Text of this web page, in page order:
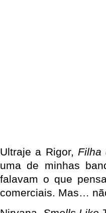
Ultraje a Rigor, Filha
uma de minhas
falavam o que
comerciais. Mas…